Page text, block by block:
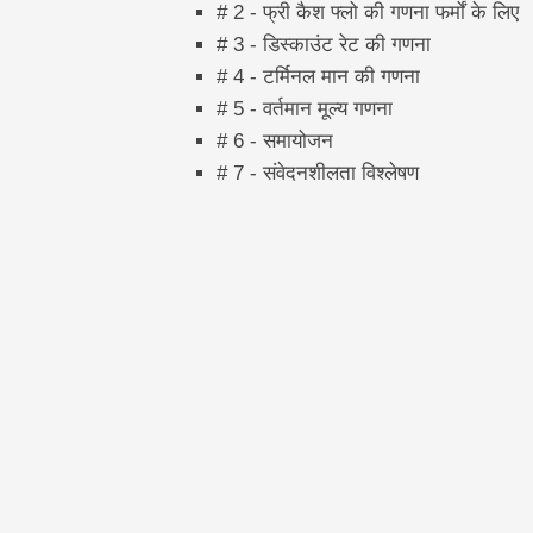
# 2 - फ्री कैश फ्लो की गणना फर्मों के लिए
# 3 - डिस्काउंट रेट की गणना
# 4 - टर्मिनल मान की गणना
# 5 - वर्तमान मूल्य गणना
# 6 - समायोजन
# 7 - संवेदनशीलता विश्लेषण